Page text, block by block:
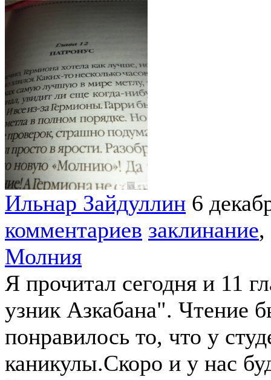
Ильнар Зайдуллин 6
комментариев заклинание,
Молния
Я прочитал сегодня и 11
узник Азкабана". Чтение
понравилось то, что у
каникулы.Скоро и у нас